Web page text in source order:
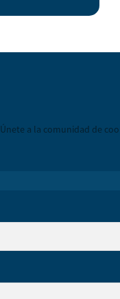
Únete a la comunidad de